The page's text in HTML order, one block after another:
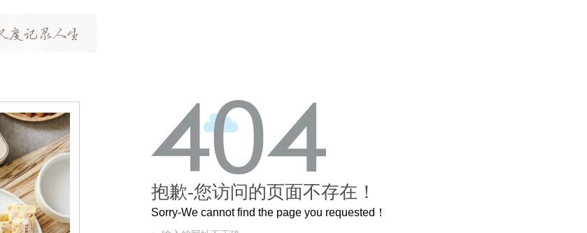
抱歉-您访问的页面不存在！
Sorry-We cannot find the page you requested！